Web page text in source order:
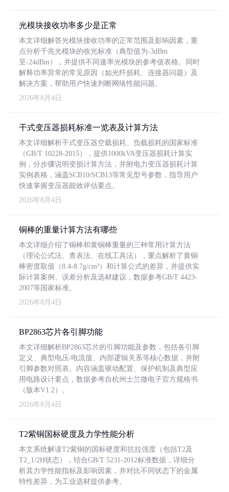
光模块接收功率多少是正常
本文详细解答光模块接收功率的正常范围及影响因素，重
点分析千兆光模块的收光标准（典型值为-3dBm
至-24dBm），并提供不同速率光模块的参考值表格。同时
解释功率异常的常见原因（如光纤损耗、连接器问题）及
解决方案，帮助用户快速判断网络性能问题。
2026年8月4日
干式变压器损耗标准一览表及计算方法
本文详细解析干式变压器空载损耗、负载损耗的国家标准
（GB/T 10228-2015），提供1000kVA变压器损耗计算实
例，分步骤说明变损计算方法，并附电力变压器损耗计算
实例表格，涵盖SCB10/SCB13等常见型号参数，指导用户
快速掌握变压器能效评估要点。
2026年8月4日
铜棒的重量计算方法有哪些
本文详细介绍了铜棒和黄铜棒重量的三种常用计算方法
（理论公式法、查表法、在线工具法），重点解析了黄铜
棒密度取值（8.4-8.7g/cm³）和计算公式的差异，并提供实
际计算案例、误差分析及选材建议，数据参考GB/T 4423-
2007等国家标准。
2026年8月4日
BP2863芯片各引脚功能
本文详细解析BP2863芯片的引脚功能及参数，包括各引脚
定义、典型电压/电流值、内部逻辑关系等核心数据，并附
引脚参数对照表。内容涵盖驱动配置、保护机制及典型应
用电路设计要点，数据参考自杭州士兰微电子官方规格书
（版本V1.2）。
2026年8月4日
T2紫铜国标硬度及力学性能分析
本文系统解读T2紫铜的国标硬度和抗拉强度（包括T2及
T2_1/2H状态），结合GB/T 5231-2012标准数据，详细分
析其力学性能指标及影响因素，并对比不同状态下的金属
特性差异，为工业选材提供参考。